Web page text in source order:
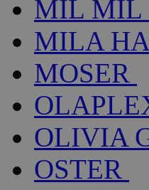
MIL MIL
MILA
MOSER
OLIVIA
OSTER